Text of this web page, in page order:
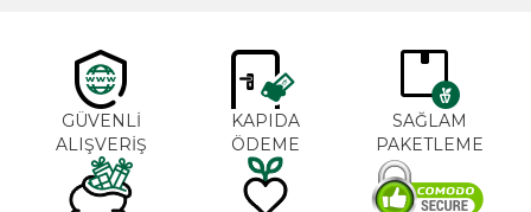
GÜVENLİ
ALIŞVERİŞ
KAPIDA
ÖDEME
SAĞLAM
PAKETLEME